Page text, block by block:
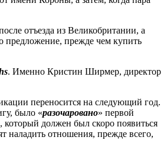
отъезда из Великобритании, а
предложение, прежде чем купить
. Именно Кристин Ширмер, директор
переносится на следующий год.
было «разочаровано» первой
который должен был скоро появиться
наладить отношения, прежде всего,